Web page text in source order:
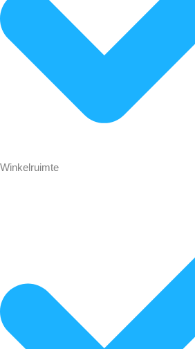
Winkelruimte